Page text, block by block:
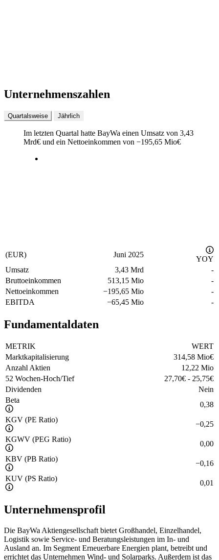
Unternehmenszahlen
Quartalsweise Jährlich
Im letzten Quartal hatte BayWa einen Umsatz von 3,43
Mrd€ und ein Nettoeinkommen von −195,65 Mio€
(EUR) Juni 2025
YOY
Umsatz
3,43 Mrd
-
Bruttoeinkommen
513,15 Mio
-
Nettoeinkommen
−195,65 Mio
-
EBITDA
−65,45 Mio -
Fundamentaldaten
METRIK
WERT
Marktkapitalisierung
314,58 Mio€
Anzahl Aktien
12,22 Mio
52 Wochen-Hoch/Tief
27,70€ - 25,75€
Dividenden
Nein
Beta
0,38
KGV (PE Ratio)
−0,25
KGWV (PEG Ratio)
0,00
KBV (PB Ratio)
−0,16
KUV (PS Ratio)
0,01
Unternehmensprofil
Die BayWa Aktiengesellschaft bietet Großhandel, Einzelhandel,
Logistik sowie Service- und Beratungsleistungen im In- und
Ausland an. Im Segment Erneuerbare Energien plant, betreibt und
errichtet das Unternehmen Wind- und Solarparks. Außerdem ist das